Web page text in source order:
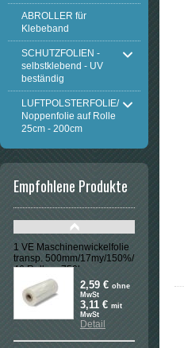
ABROLLER für
Klebeband
SCHUTZFOLIEN -
selbstklebend - UV
beständig
LUFTPOLSTERFOLIE/
Noppenfolie auf Rolle
25cm - 200cm
Empfohlene Produkte
1 VE Maschinenwickelfolie
transp. 500mm/17my/150%/
46 Rollen=750kg
2,59 € ohne
MwSt
3,11 € mit
MwSt
Detail